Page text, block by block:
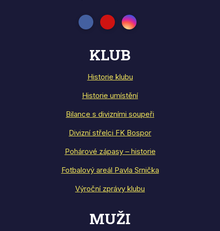
KLUB
Historie klubu
Historie umístění
Bilance s divizními soupeři
Divizní střelci FK Bospor
Pohárové zápasy – historie
Fotbalový areál Pavla Srnička
Výroční zprávy klubu
MUŽI